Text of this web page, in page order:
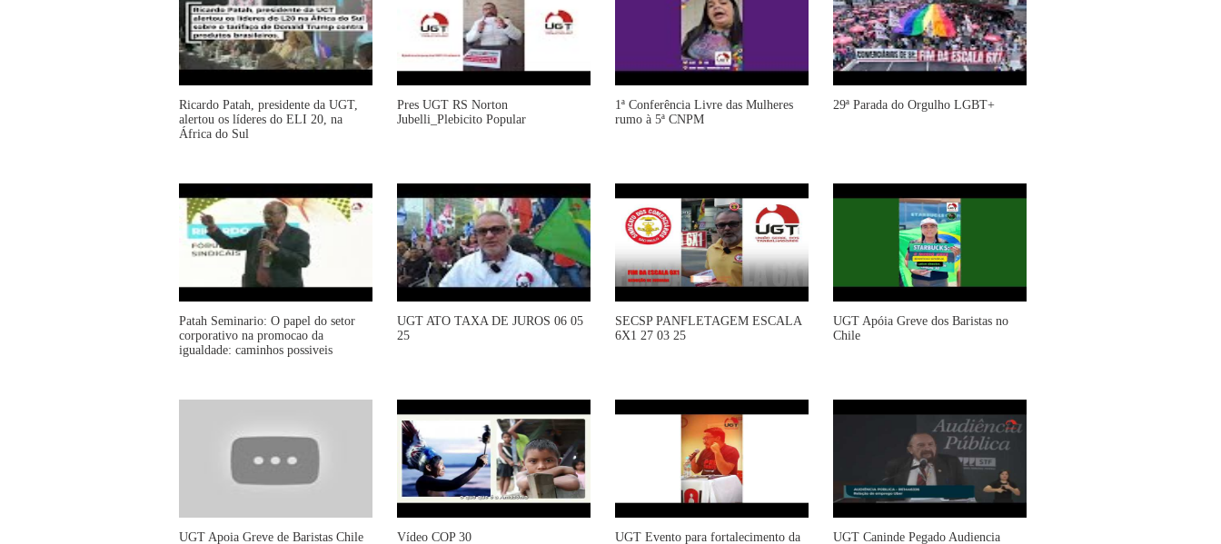
Ricardo Patah, presidente da UGT,
alertou os líderes do ELI 20, na
África do Sul
Pres UGT RS Norton
Jubelli_Plebicito Popular
1ª Conferência Livre das Mulheres
rumo à 5ª CNPM
29ª Parada do Orgulho LGBT+
Patah Seminario: O papel do setor
corporativo na promocao da
igualdade: caminhos possiveis
UGT ATO TAXA DE JUROS 06 05
25
SECSP PANFLETAGEM ESCALA
6X1 27 03 25
UGT Apóia Greve dos Baristas no
Chile
UGT Apoia Greve de Baristas Chile Vídeo COP 30
UGT Evento para fortalecimento da
UGT Caninde Pegado Audiencia